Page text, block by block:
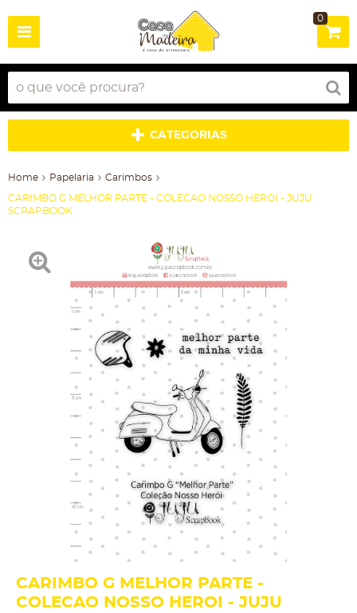
0
CATEGORIAS
Home Papelaria Carimbos
CARIMBO G MELHOR PARTE - COLECAO NOSSO HEROI - JUJU
SCRAPBOOK
CARIMBO G MELHOR PARTE -
COLECAO NOSSO HEROI - JUJU